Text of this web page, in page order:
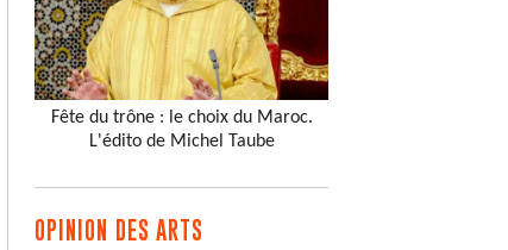
Fête du trône : le choix du Maroc.
L'édito de Michel Taube
OPINION DES ARTS